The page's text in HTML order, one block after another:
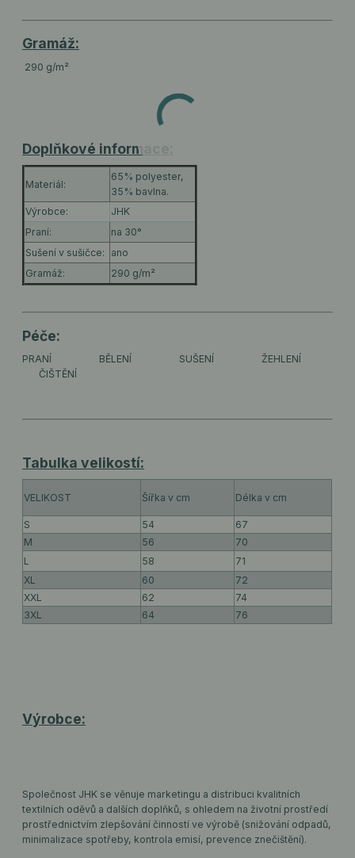
Gramáž:
290 g/m²
Doplňkové informace:
Materiál:
65% polyester,
35% bavlna.
Výrobce:
JHK
Praní:
na 30°
Sušení v sušičce:
ano
Gramáž:
290 g/m²
Péče:
PRANÍ BĚLENÍ SUŠENÍ
ŽEHLENÍ
ČIŠTĚNÍ
Tabulka velikostí:
VELIKOST Šířka v cm Délka v cm
S 54
67
M
56
70
L
58
71
XL
60
72
XXL
62
74
3XL
64 76
Výrobce:
Společnost JHK se věnuje marketingu a distribuci kvalitních
textilních oděvů a dalších doplňků, s ohledem na životní prostředí
prostřednictvím zlepšování činností ve výrobě (snižování odpadů,
minimalizace spotřeby, kontrola emisí, prevence znečištění).